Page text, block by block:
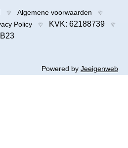
Algemene voorwaarden
Policy
KVK: 62188739
Powered by Jeeigenweb